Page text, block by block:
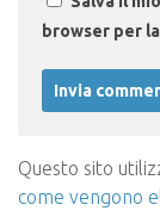
browser per
Questo sito
come vengono